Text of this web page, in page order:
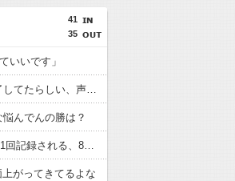
41
35
いいです」
eダンバイン3の稼働貢献が7週で終了してたらしい、声デカかった信者達はとっくにパチンコ止めてんのかな？
悩んでんの勝は？
宮城のファンキージャグラーでBIG71回記録される、8時開店にしてもバケモノ
がってきてるよな